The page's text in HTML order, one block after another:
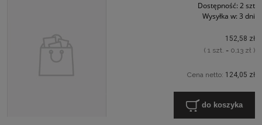
Dostępność: 2 szt
Wysyłka w: 3 dni
152,58 zł
( 1 szt. = 0,13 zł )
Cena netto: 124,05 zł
do koszyka